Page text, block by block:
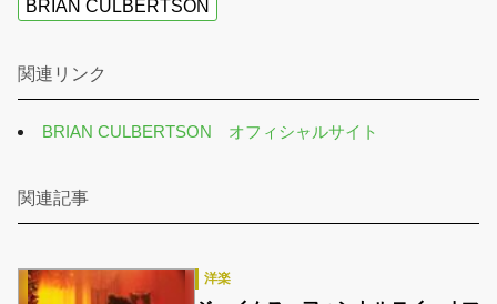
BRIAN CULBERTSON
関連リンク
BRIAN CULBERTSON オフィシャルサイト
関連記事
洋楽